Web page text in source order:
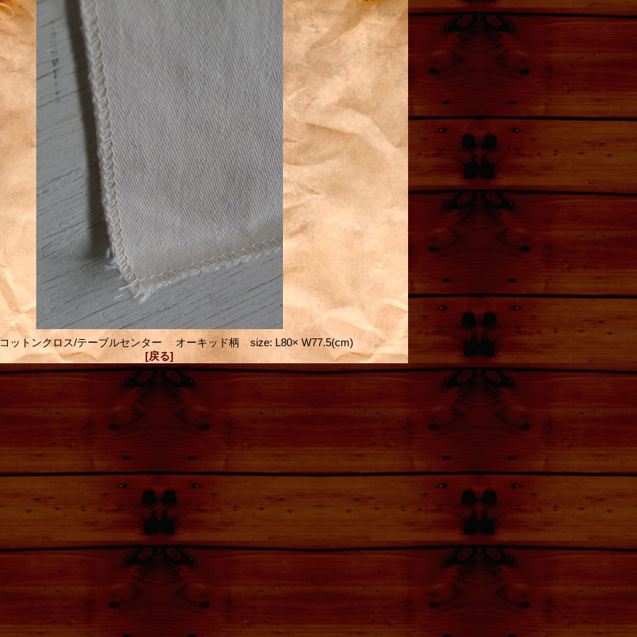
ットンクロス/テーブルセンター オーキッド柄 size: L80× W77.5(cm)
[戻る]